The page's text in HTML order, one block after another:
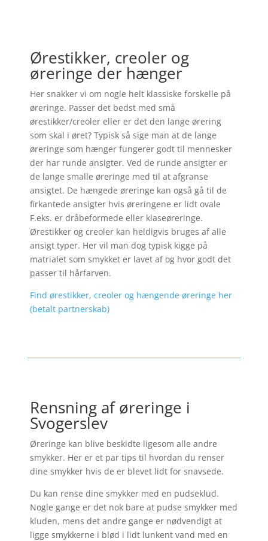
Ørestikker, creoler og
øreringe der hænger
Her snakker vi om nogle helt klassiske forskelle på
øreringe. Passer det bedst med små
ørestikker/creoler eller er det den lange ørering
som skal i øret? Typisk så sige man at de lange
øreringe som hænger fungerer godt til mennesker
der har runde ansigter. Ved de runde ansigter er
de lange smalle øreringe med til at afgranse
ansigtet. De hængede øreringe kan også gå til de
firkantede ansigter hvis øreringene er lidt ovale
F.eks. er dråbeformede eller klaseøreringe.
Ørestikker og creoler kan heldigvis bruges af alle
ansigt typer. Her vil man dog typisk kigge på
matrialet som smykket er lavet af og hvor godt det
passer til hårfarven.
Find ørestikker, creoler og hængende øreringe her
(betalt partnerskab)
Rensning af øreringe i
Svogerslev
Øreringe kan blive beskidte ligesom alle andre
smykker. Her er et par tips til hvordan du renser
dine smykker hvis de er blevet lidt for snavsede.
Du kan rense dine smykker med en pudseklud.
Nogle gange er det nok bare at pudse smykker med
kluden, mens det andre gange er nødvendigt at
ligge smykkerne i blød i lidt lunkent vand med en